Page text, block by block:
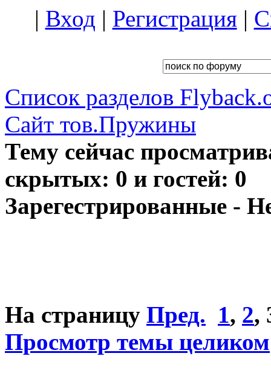
| Вход | Регистрация|
Список разделов
Сайт тов.Пружины
Тему сейчас
скрытых: 0 и гостей: 0
Зарегестрированные -
На страницу Пред. 1, 2,
Просмотр темы целиком